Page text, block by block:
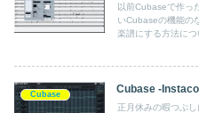
以前Cubaseで作っ
いCubaseの機能の
楽譜にする方法につ
Cubase Cubase -
正月休みの暇つぶ